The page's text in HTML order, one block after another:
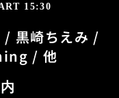
15:30
/ 黒崎ちえみ /
/ 他